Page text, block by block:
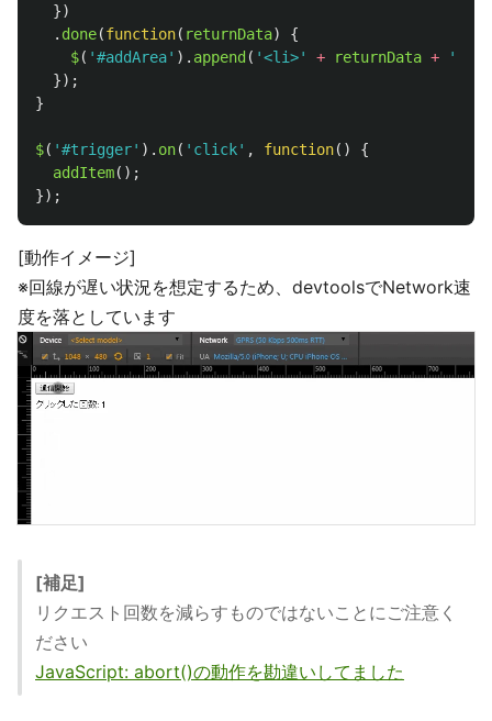
})
. done(function( returnData)
{
$( '#addArea' ). append ( '<li>' + returnData + '
});
}
$( '#trigger' ). on( ' click' , function()
{
addItem();
});
[動作イメージ]
※回線が遅い状況を想定するため、devtoolsでNetwork速
度を落としています
[補足]
リクエスト回数を減らすものではないことにご注意く
ださい
JavaScript: abort()の動作を勘違いしてました